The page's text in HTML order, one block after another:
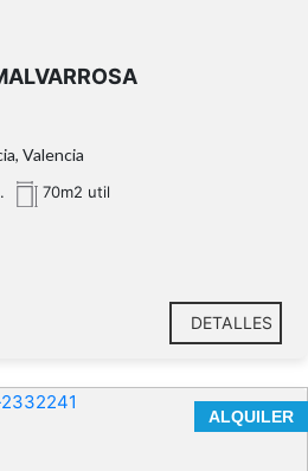
terraza privada de
Valencia
70m2 util
DETALLES
ALQUILER